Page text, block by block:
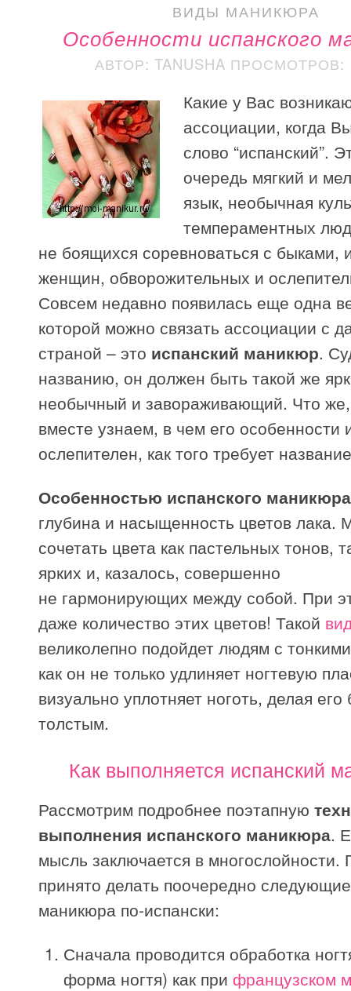
ВИДЫ МАНИКЮРА
Особенности испанского
АВТОР: TANUSHA ПРОСМОТРОВ:
Какие у Вас
ассоциации, когда
слово “испанский”.
очередь мягкий и
язык, необычная
темпераментных
не боящихся соревноваться с быками,
женщин, обворожительных и
Совсем недавно появилась еще одна
которой можно связать ассоциации с
страной – это испанский маникюр.
названию, он должен быть такой же
необычный и завораживающий. Что
вместе узнаем, в чем его особенности
ослепителен, как того требует
Особенностью испанского маникюра
глубина и насыщенность цветов лака.
сочетать цвета как пастельных тонов,
ярких и, казалось, совершенно
не гармонирующих между собой. При
даже количество этих цветов! Такой
великолепно подойдет людям с
как он не только удлиняет ногтевую
визуально уплотняет ноготь, делая его
толстым.
Как выполняется испанский
Рассмотрим подробнее поэтапную
выполнения испанского маникюра.
мысль заключается в многослойности.
принято делать поочередно
маникюра по-испански:
Сначала проводится обработка
форма ногтя) как при французском